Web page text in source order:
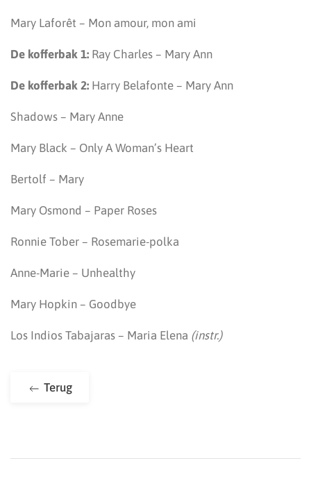
Mary Laforêt – Mon amour, mon ami
De kofferbak 1: Ray Charles – Mary Ann
De kofferbak 2: Harry Belafonte – Mary Ann
Shadows – Mary Anne
Mary Black – Only A Woman’s Heart
Bertolf – Mary
Mary Osmond – Paper Roses
Ronnie Tober – Rosemarie-polka
Anne-Marie – Unhealthy
Mary Hopkin – Goodbye
Los Indios Tabajaras – Maria Elena (instr.)
Terug